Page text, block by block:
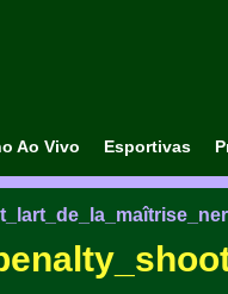
Ao Vivo Esportivas